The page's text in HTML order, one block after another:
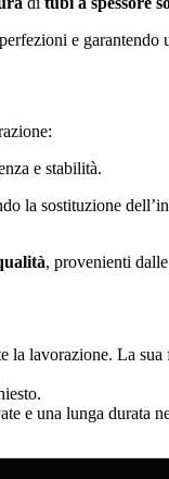
e garantendo
e stabilità.
la sostituzione
, provenienti
la lavorazione. La
e una lunga durata